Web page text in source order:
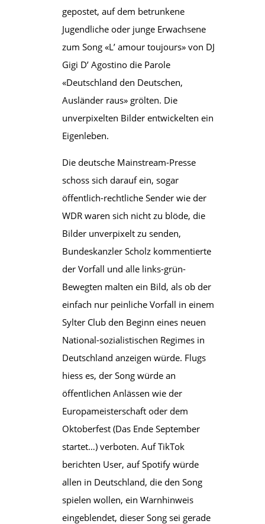
gepostet, auf dem betrunkene
Jugendliche oder junge Erwachsene
zum Song «L’ amour toujours» von DJ
Gigi D’ Agostino die Parole
«Deutschland den Deutschen,
Ausländer raus» grölten. Die
unverpixelten Bilder entwickelten ein
Eigenleben.
Die deutsche Mainstream-Presse
schoss sich darauf ein, sogar
öffentlich-rechtliche Sender wie der
WDR waren sich nicht zu blöde, die
Bilder unverpixelt zu senden,
Bundeskanzler Scholz kommentierte
der Vorfall und alle links-grün-
Bewegten malten ein Bild, als ob der
einfach nur peinliche Vorfall in einem
Sylter Club den Beginn eines neuen
National-sozialistischen Regimes in
Deutschland anzeigen würde. Flugs
hiess es, der Song würde an
öffentlichen Anlässen wie der
Europameisterschaft oder dem
Oktoberfest (Das Ende September
startet…) verboten. Auf TikTok
berichten User, auf Spotify würde
allen in Deutschland, die den Song
spielen wollen, ein Warnhinweis
eingeblendet, dieser Song sei gerade